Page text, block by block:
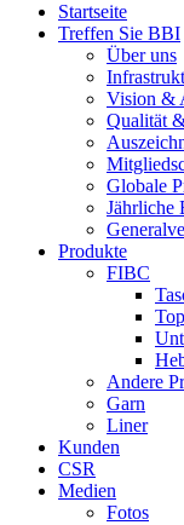
Startseite
Treffen Sie BBI
Über uns
Vision &
Qualität
Globale
Jährliche
Produkte
FIBC
Andere
Garn
Liner
Kunden
CSR
Medien
Fotos